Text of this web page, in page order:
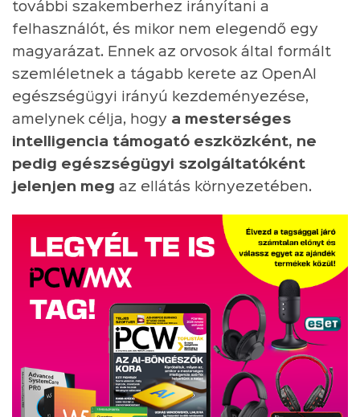
további szakemberhez irányítani a
felhasználót, és mikor nem elegendő egy
magyarázat. Ennek az orvosok által formált
szemléletnek a tágabb kerete az OpenAI
egészségügyi irányú kezdeményezése,
amelynek célja, hogy a mesterséges
intelligencia támogató eszközként, ne
pedig egészségügyi szolgáltatóként
jelenjen meg az ellátás környezetében.